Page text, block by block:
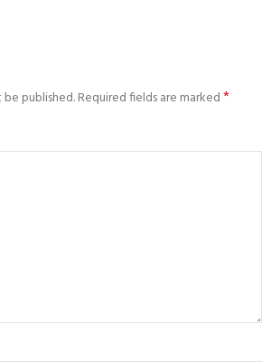
published.Required fields are marked*